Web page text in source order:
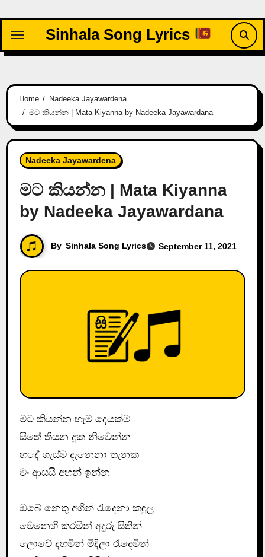
content
Sinhala Song Lyrics
Home
Nadeeka Jayawardena
මට කියන්න | Mata Kiyanna by Nadeeka Jayawardana
Nadeeka Jayawardena
මට කියන්න | Mata Kiyanna
by Nadeeka Jayawardana
By Sinhala Song Lyrics September 11, 2021
මට කියන්න හැම දෙයක්ම
සිතේ තියන දුක නිවෙන්න
හදේ ගැස්ම ‍දැනෙනා තැනක
මං ආසයි අහන් ඉන්න
ඔබේ නෙතු අගින් රැදෙනා කඳුල
මෙනෙහි කරමින් අදුරු සිතින්
ලොවේ දහමින් මිදිලා රැදෙමින්